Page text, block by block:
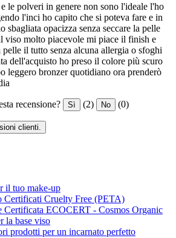
le polveri in genere non sono l'ideale l'ho
l'inci ho capito che si poteva fare e in
sbagliata opacizza senza seccare la pelle
viso molto piacevole mi piace il finish e
pelle il tutto senza alcuna allergia o sfoghi
dell'acquisto ho preso il colore più scuro
leggero bronzer quotidiano ora prenderò
recensione? Sì (2) No (0)
clienti.
il tuo make-up
Certificati Cruelty Free (PETA)
Certificata ECOCERT - Cosmos Organic
la base viso
prodotti per un incarnato perfetto